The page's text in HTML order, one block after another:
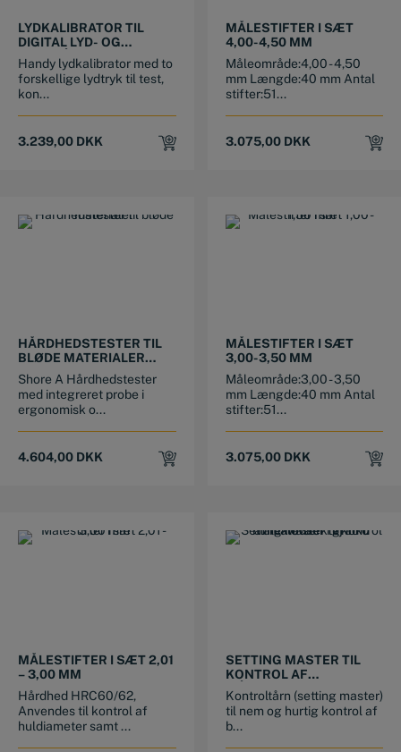
LYDKALIBRATOR TIL
DIGITAL LYD- OG
STØJMÅLER
Handy lydkalibrator med to
forskellige lydtryk til test,
kon...
3.239,00 DKK
MÅLESTIFTER I SÆT
4,00-4,50 MM
Måleområde:4,00 - 4,50
mm Længde:40 mm Antal
stifter:51...
3.075,00 DKK
HÅRDHEDSTESTER TIL
BLØDE MATERIALER
SHORE A TIL BLØDT
GUMMI, ELASOMERS
M.FL.
Shore A Hårdhedstester
med integreret probe i
ergonomisk o...
4.604,00 DKK
MÅLESTIFTER I SÆT
3,00-3,50 MM
Måleområde:3,00 - 3,50
mm Længde:40 mm Antal
stifter:51...
3.075,00 DKK
MÅLESTIFTER I SÆT 2,01
– 3,00 MM
Hårdhed HRC60/62,
Anvendes til kontrol af
huldiameter samt ...
SETTING MASTER TIL
KONTROL AF
MÅLEVÆRKTØJ INKL.
MÅLEKLODSER I GRAD 0
Kontroltårn (setting master)
til nem og hurtig kontrol af
b...